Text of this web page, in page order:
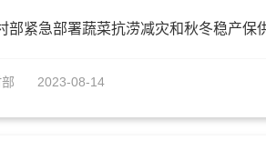
部紧急部署蔬菜抗涝减灾和秋冬稳产保
2023-08-14